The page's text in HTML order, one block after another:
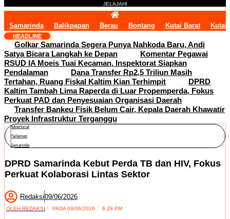
JELAJAHI
Samarinda Balikpapan Berau Bontang Kutai Barat Kutai
HEADLINE
Golkar Samarinda Segera Punya Nahkoda Baru, Andi
Satya Bicara Langkah ke Depan
Komentar Pegawai
RSUD IA Moeis Tuai Kecaman, Inspektorat Siapkan
Pendalaman
Dana Transfer Rp2,5 Triliun Masih
Tertahan, Ruang Fiskal Kaltim Kian Terhimpit
DPRD
Kaltim Tambah Lima Raperda di Luar Propemperda, Fokus
Perkuat PAD dan Penyesuaian Organisasi Daerah
Transfer Bankeu Fisik Belum Cair, Kepala Daerah Khawatir
Proyek Infrastruktur Terganggu
Advertorial
Parlemen
Samarinda
DPRD Samarinda Kebut Perda TB dan HIV, Fokus
Perkuat Kolaborasi Lintas Sektor
Redaksi09/06/2026
OLEH REDAKSI PADA 09/06/2026 8:28 PM